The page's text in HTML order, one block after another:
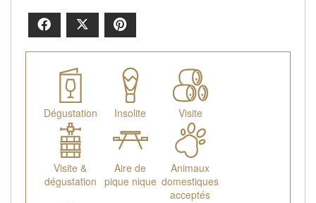
Facebook
Dégustation Insolite Visite
Visite &
dégustation
Aire de
pique nique
Animaux
domestiques
acceptés